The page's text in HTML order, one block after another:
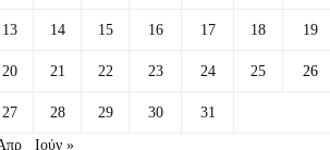
13 14 15 16 17 18 19
20 21 22 23 24 25 26
27 28 29 30
31
Ιούν »